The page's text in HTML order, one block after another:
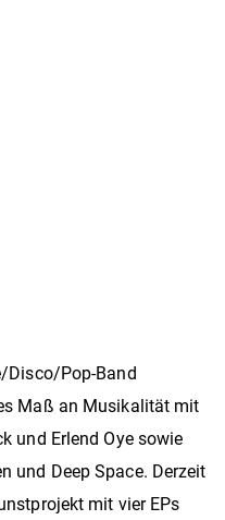
Disco/Pop-Band
Maß an Musikalität mit
und Erlend Oye sowie
und Deep Space. Derzeit
mit vier EPs